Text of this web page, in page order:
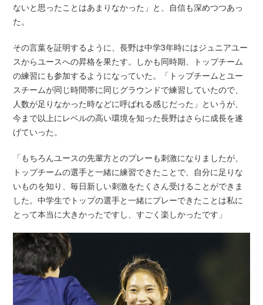
ないと思ったことはあまりなかった」と、自信も深めつつあっ
た。
その言葉を証明するように、長野は中学3年時にはジュニアユー
スからユースへの昇格を果たす。しかも同時期、トップチーム
の練習にも参加するようになっていた。「トップチームとユー
スチームが同じ時間帯に同じグラウンドで練習していたので、
人数が足りなかった時などに呼ばれる感じだった」というが、
今まで以上にレベルの高い環境を知った長野はさらに成長を遂
げていった。
「もちろんユースの先輩方とのプレーも刺激になりましたが、
トップチームの選手と一緒に練習できたことで、自分に足りな
いものを知り、毎日新しい刺激をたくさん受けることができま
した。中学生でトップの選手と一緒にプレーできたことは私に
とって本当に大きかったですし、すごく楽しかったです」